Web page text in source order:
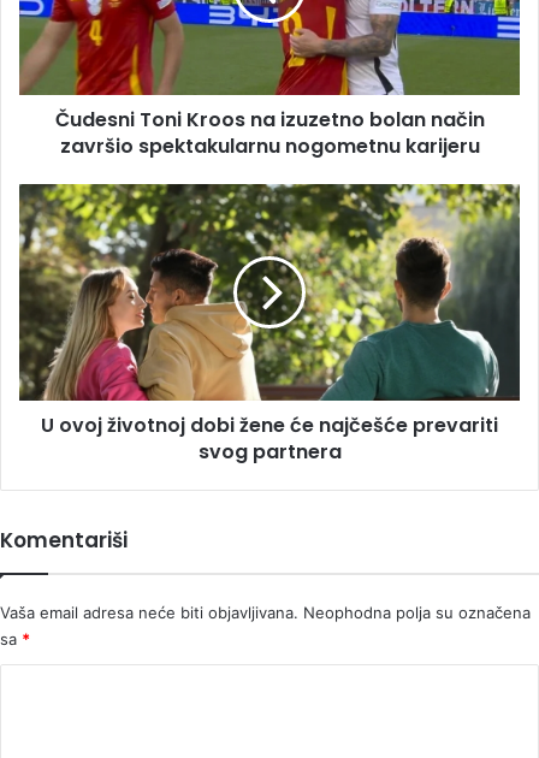
bolan
način
završio
spektakularnu
nogometnu
karijeru
Čudesni Toni Kroos na izuzetno bolan način
završio spektakularnu nogometnu karijeru
U
ovoj
životnoj
dobi
žene
će
najčešće
prevariti
svog
partnera
U ovoj životnoj dobi žene će najčešće prevariti
svog partnera
Komentariši
Vaša email adresa neće biti objavljivana. Neophodna polja su označena
sa *